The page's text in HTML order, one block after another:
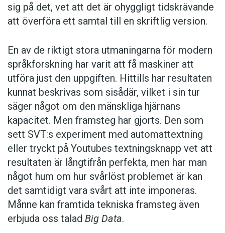
sig på det, vet att det är ohyggligt tidskrävande
att överföra ett samtal till en skriftlig version.
En av de riktigt stora utmaningarna för modern
språkforskning har varit att få maskiner att
utföra just den uppgiften. Hittills har resultaten
kunnat beskrivas som sisådär, vilket i sin tur
säger något om den mänskliga hjärnans
kapacitet. Men framsteg har gjorts. Den som
sett SVT:s experiment med automattextning
eller tryckt på Youtubes textningsknapp vet att
resultaten är långtifrån perfekta, men har man
något hum om hur svårlöst problemet är kan
det samtidigt vara svårt att inte imponeras.
Månne kan framtida tekniska framsteg även
erbjuda oss talad Big Data.